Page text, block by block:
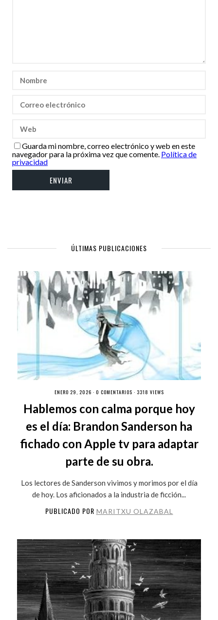
Guarda mi nombre, correo electrónico y web en este
navegador para la próxima vez que comente. Política de
privacidad
ÚLTIMAS PUBLICACIONES
ENERO 29, 2026 · 0 COMENTARIOS · 3318 VIEWS
Hablemos con calma porque hoy
es el día: Brandon Sanderson ha
fichado con Apple tv para adaptar
parte de su obra.
Los lectores de Sanderson vivimos y morimos por el día
de hoy. Los aficionados a la industria de ficción...
PUBLICADO POR MARITXU OLAZABAL